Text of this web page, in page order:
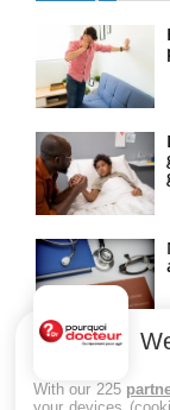
With our 225
your devices